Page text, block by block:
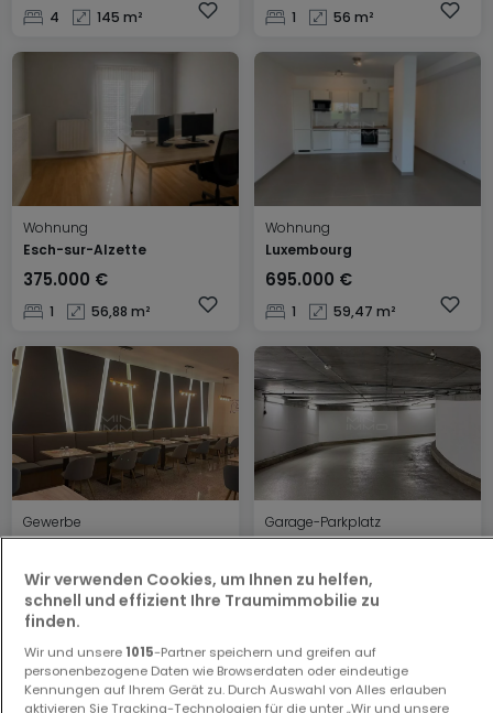
4 145 m² 1 56 m²
Wohnung
Esch-sur-Alzette
375.000 €
1 56,88 m²
Wohnung
Luxembourg
695.000 €
1 59,47 m²
Gewerbe
Dudelange
795.000 €
111 m²
Garage-Parkplatz
Strassen
45.000 €
0 m²
Wir verwenden Cookies, um Ihnen zu helfen,
schnell und effizient Ihre Traumimmobilie zu
finden.
Wir und unsere 1015-Partner speichern und greifen auf
personenbezogene Daten wie Browserdaten oder eindeutige
Kennungen auf Ihrem Gerät zu. Durch Auswahl von Alles erlauben
aktivieren Sie Tracking-Technologien für die unter „Wir und unsere